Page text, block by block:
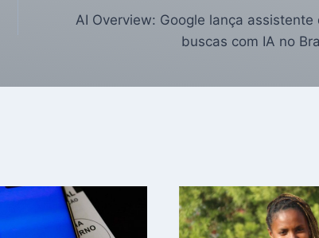
AI Overview: Google lança assistente
buscas com IA no